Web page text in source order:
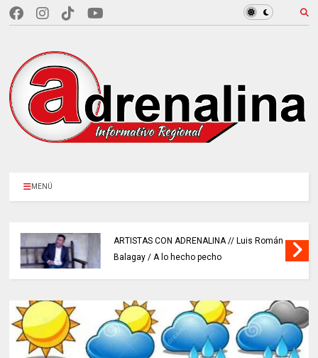
MENÚ
ARTISTAS CON ADRENALINA // Luis Román
Balagay / A lo hecho pecho